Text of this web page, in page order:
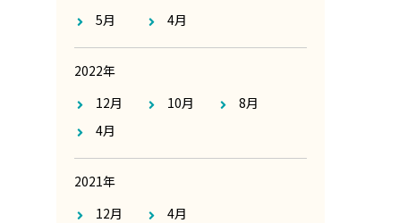
5月
4月
2022年
12月
10月
8月
4月
2021年
12月
4月